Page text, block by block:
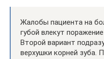
Жалобы пациента на
губой влекут
Второй вариант
верхушки корней зуба.